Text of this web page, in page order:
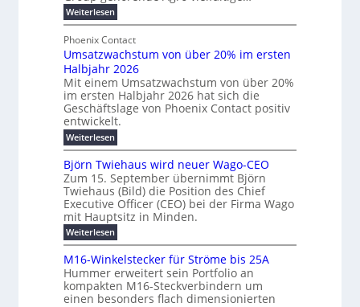
b
r
a
u
c
h
m
e
h
T
e
m
p
o
u
n
d
w
e
g
y
H
u
b
f
ü
r
m
o
d
e
r
n
e
E
n
r
g
i
l
t
N
H
-
S
i
c
e
r
u
n
g
s
l
a
s
t
s
e
e
i
l
i
g
u
n
g
b
e
m
2
0
2
6
E
u
Weiterlesen:
M
h
r
f
a
c
h
d
u
r
c
f
ü
h
r
u
n
g
e
n
f
ü
r
e
Phoenix Contact
Umsatzwachstum von über 20% im ersten
Halbjahr 2026
Mit einem Umsatzwachstum von über 20%
im ersten Halbjahr 2026 hat sich die
Geschäftslage von Phoenix Contact positiv
entwickelt.
Weiterlesen:
U
m
s
a
z
w
a
c
h
s
t
u
m
Björn Twiehaus wird neuer Wago-CEO
Zum 15. September übernimmt Björn
Twiehaus (Bild) die Position des Chief
Executive Officer (CEO) bei der Firma Wago
mit Hauptsitz in Minden.
Weiterlesen:
B
ö
r
n
T
M16-Winkelstecker für Ströme bis 25A
Hummer erweitert sein Portfolio an
kompakten M16-Steckverbindern um
einen besonders flach dimensionierten